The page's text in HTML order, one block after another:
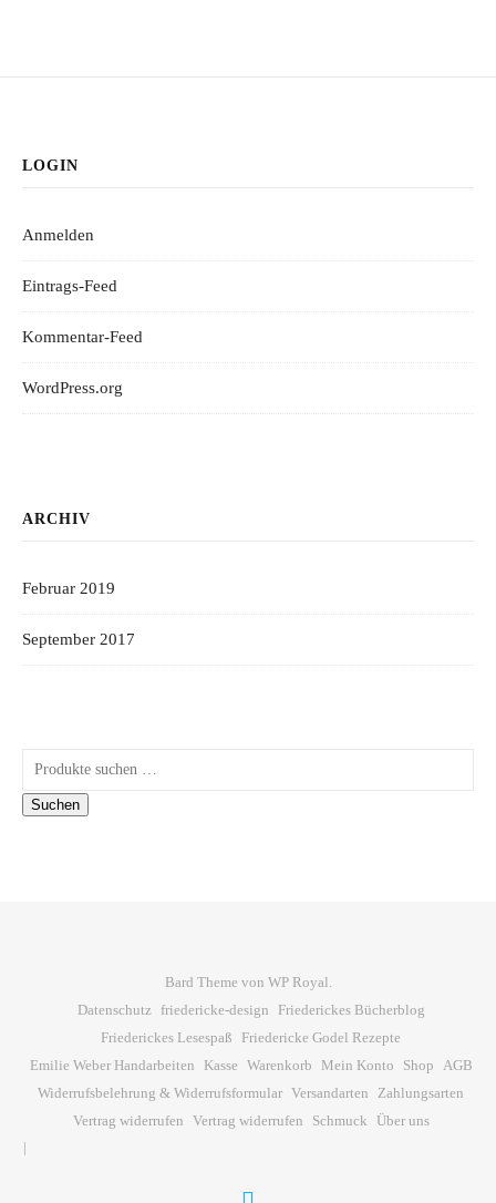
LOGIN
Anmelden
Eintrags-Feed
Kommentar-Feed
WordPress.org
ARCHIV
Februar 2019
September 2017
Suchen nach:
Suchen
Bard Theme von WP Royal.
Datenschutz
friedericke-design
Friederickes Bücherblog
Friederickes Lesespaß
Friedericke Godel Rezepte
Emilie Weber Handarbeiten
Kasse Warenkorb Mein Konto Shop AGB
Widerrufsbelehrung & Widerrufsformular Versandarten Zahlungsarten
Vertrag widerrufen Vertrag widerrufen Schmuck Über uns